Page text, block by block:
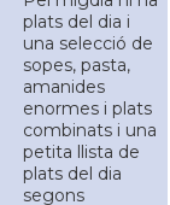
plats del dia i
una selecció de
sopes, pasta,
amanides
enormes i plats
combinats i una
petita llista de
plats del dia
segons